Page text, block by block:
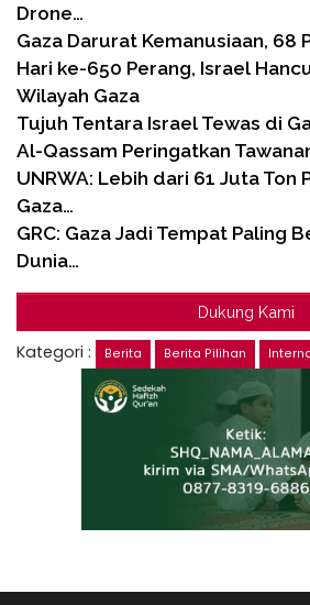
Drone…
Gaza Darurat Kemanusiaan, 68
Hari ke-650 Perang, Israel
Wilayah Gaza
Tujuh Tentara Israel Tewas di
Al-Qassam Peringatkan
UNRWA: Lebih dari 61 Juta Ton
Gaza…
GRC: Gaza Jadi Tempat Paling
Dunia…
Dukung Kami
Kategori : Berita Berita Pilihan